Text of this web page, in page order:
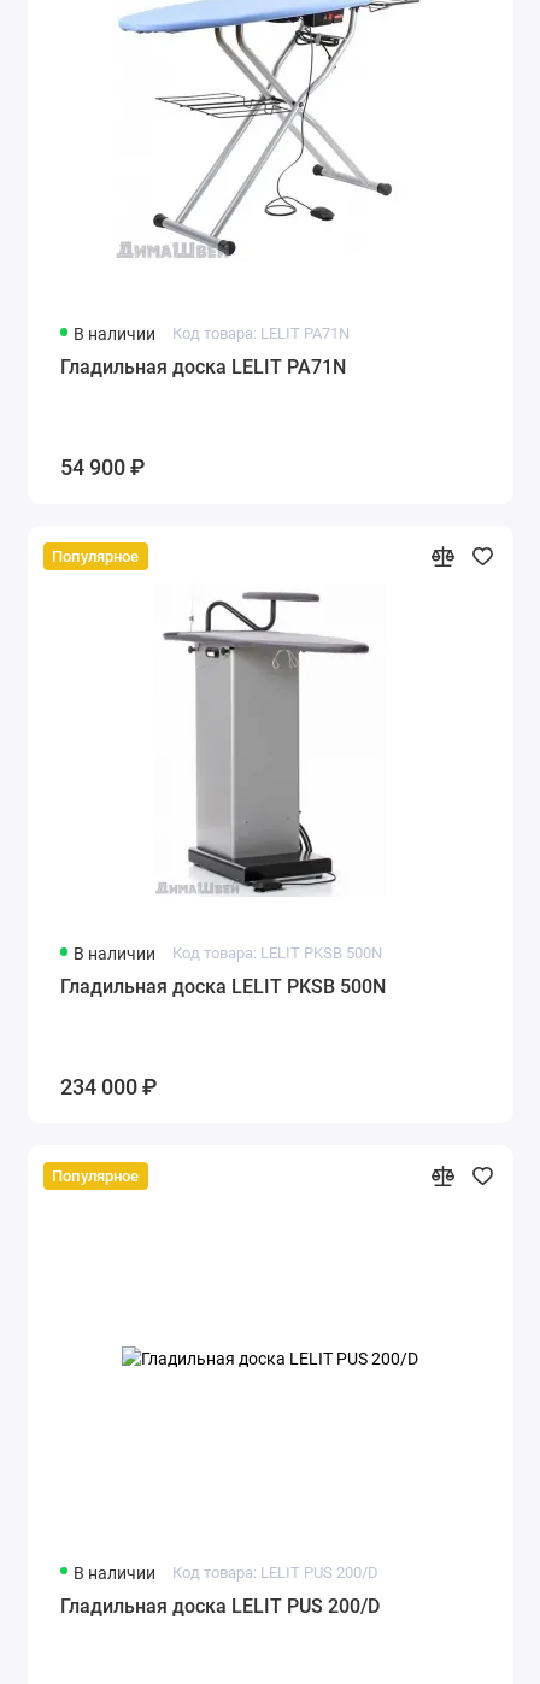
В наличии Код товара: LELIT PA71N
Гладильная доска LELIT PA71N
54 900 ₽
Популярное
В наличии Код товара: LELIT PKSB 500N
Гладильная доска LELIT PKSB 500N
234 000 ₽
Популярное
В наличии Код товара: LELIT PUS 200/D
Гладильная доска LELIT PUS 200/D